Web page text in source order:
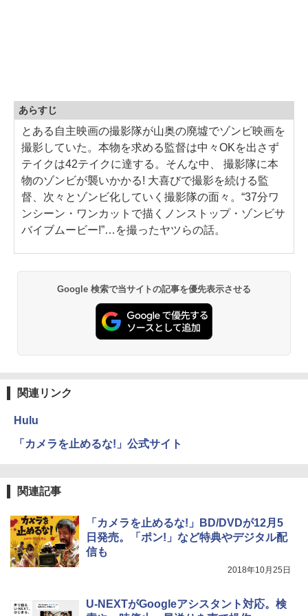
あらすじ
とある自主映画の撮影隊が山奥の廃墟でゾンビ映画を
撮影していた。本物を求める監督は中々OKを出さず
テイクは42テイクに達する。そんな中、 撮影隊に本
物のゾンビが襲いかかる! 大喜びで撮影を続ける監
督、次々とゾンビ化していく撮影隊の面々。“37分ワ
ンシーン・ワンカットで描くノンストップ・ゾンビサ
バイブムービー!”…を撮ったヤツらの話。
Google 検索で当サイトの記事を優先表示させる
関連リンク
Hulu
「カメラを止めるな!」公式サイト
関連記事
「カメラを止めるな!」BD/DVDが12月5
日発売。「ポン!」など特典やデジタル配
信も
2018年10月25日
U-NEXTがGoogleアシスタント対応。検